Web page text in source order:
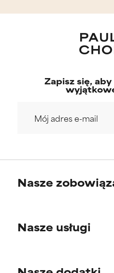
Zapisz się,
Nasze
Nasza historia
Nasze usługi
Najczęściej zadawane pytania